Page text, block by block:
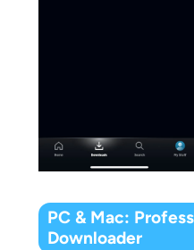
PC & Mac:
Downloader